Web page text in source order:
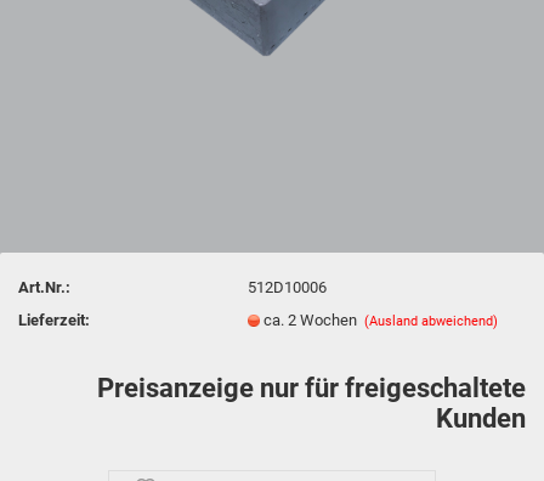
Art.Nr.:
512D10006
Lieferzeit:
ca. 2 Wochen(Ausland abweichend)
Preisanzeige nur für freigeschaltete
Kunden